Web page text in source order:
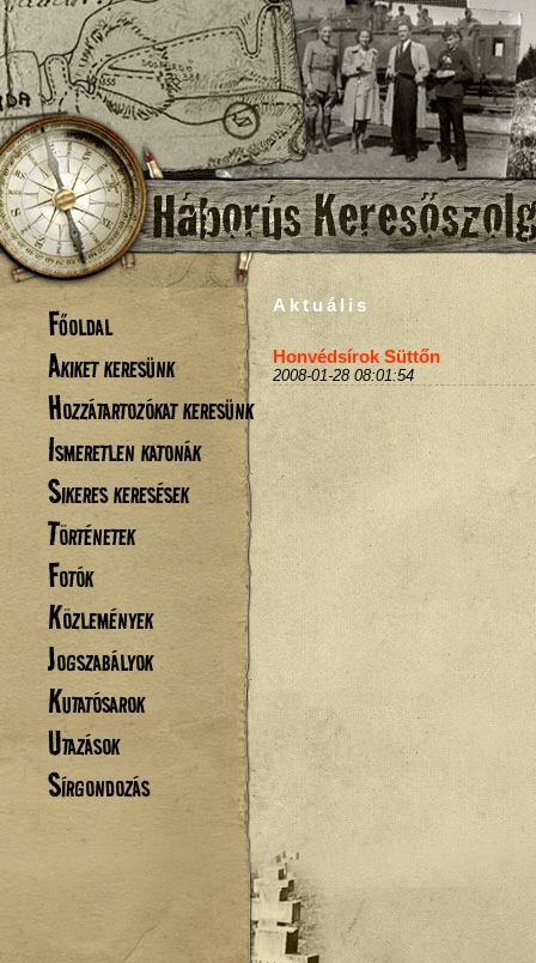
Főoldal
Akiket keresünk
Hozzátartozókat keresünk
Ismeretlen katonák
Sikeres keresések
Történetek
Fotók
Közlemények
Jogszabályok
Kutatósarok
Utazások
Sírgondozás
Aktuális
Honvédsírok Süttőn
2008-01-28 08:01:54